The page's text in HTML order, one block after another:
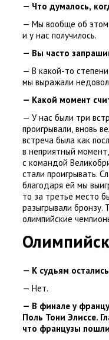
— Что думалось,
— Мы вообще об
и у нас получилось.
— Вы часто
— В какой-то
мы выражали
— Какой момент
— У нас были три
проигрывали, вновь
встреча была как
в неприятный момент,
с командой
стали проигрывать.
благодаря ей мы
то за третье место
разыгрывали бронзу.
олимпийские
— К судьям
— Нет.
— В финале у
Поль Тони Элиссе.
что французы